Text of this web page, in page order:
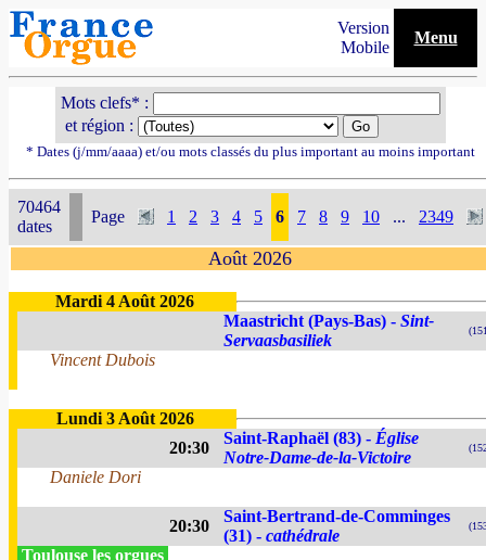
Version
Mobile
Menu
Mots clefs* :
et région :
* Dates (j/mm/aaaa) et/ou mots classés du plus important au moins important
70464
dates
Page 1 2 3 4 5 6 7 8 9 10 ... 2349
Août 2026
Mardi 4 Août 2026
Maastricht (Pays-Bas) - Sint-
Servaasbasiliek
Vincent Dubois
Lundi 3 Août 2026
20:30
Saint-Raphaël (83) - Église
Notre-Dame-de-la-Victoire
Daniele Dori
20:30
Saint-Bertrand-de-Comminges
(31) - cathédrale
Toulouse les orgues